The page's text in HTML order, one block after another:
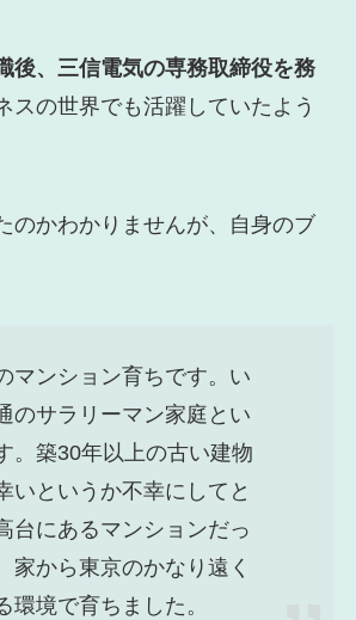
後、三信電気の専務取締役を務
スの世界でも活躍していたよう
のかわかりませんが、自身のブ
マンション育ちです。い
のサラリーマン家庭とい
。築30年以上の古い建物
いというか不幸にしてと
台にあるマンションだっ
家から東京のかなり遠く
環境で育ちました。